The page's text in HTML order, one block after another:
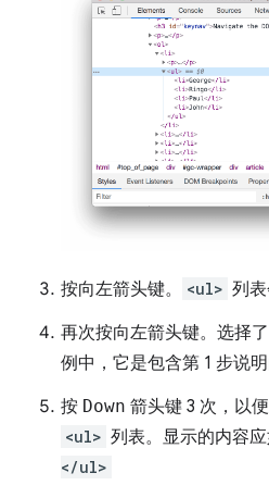
按向左箭头键。 <ul> 列表
再次按向左箭头键。选择了
例中，它是包含第 1 步说
按 Down 箭头键 3 次，以
<ul> 列表。显示的内容应
</ul>